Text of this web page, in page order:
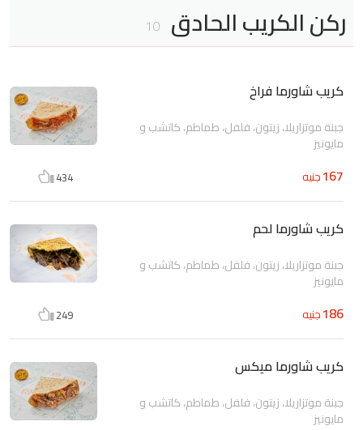
ركن الكريب الحادق 10
كريب شاورما فراخ
جبنة موتزاريلا، زيتون، فلفل، طماطم، كاتشب و
مايونيز
167جنيه 434
كريب شاورما لحم
جبنة موتزاريلا، زيتون، فلفل، طماطم، كاتشب و
مايونيز
186جنيه 249
كريب شاورما ميكس
جبنة موتزاريلا، زيتون، فلفل، طماطم، كاتشب و
مايونيز